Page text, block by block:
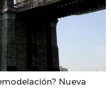
Nueva